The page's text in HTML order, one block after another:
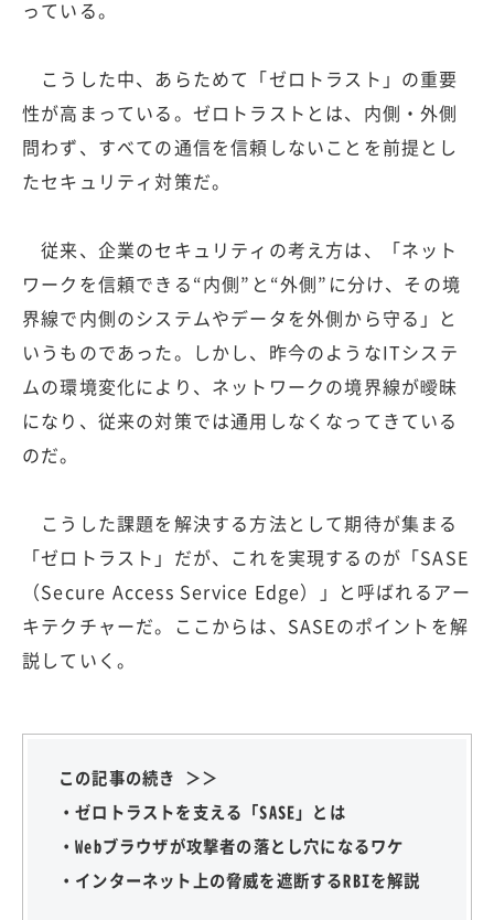
っている。
こうした中、あらためて「ゼロトラスト」の重要
性が高まっている。ゼロトラストとは、内側・外側
問わず、すべての通信を信頼しないことを前提とし
たセキュリティ対策だ。
従来、企業のセキュリティの考え方は、「ネット
ワークを信頼できる“内側”と“外側”に分け、その境
界線で内側のシステムやデータを外側から守る」と
いうものであった。しかし、昨今のようなITシステ
ムの環境変化により、ネットワークの境界線が曖昧
になり、従来の対策では通用しなくなってきている
のだ。
こうした課題を解決する方法として期待が集まる
「ゼロトラスト」だが、これを実現するのが「SASE
（Secure Access Service Edge）」と呼ばれるアー
キテクチャーだ。ここからは、SASEのポイントを解
説していく。
この記事の続き ＞＞
・ゼロトラストを支える「SASE」とは
・Webブラウザが攻撃者の落とし穴になるワケ
・インターネット上の脅威を遮断するRBIを解説